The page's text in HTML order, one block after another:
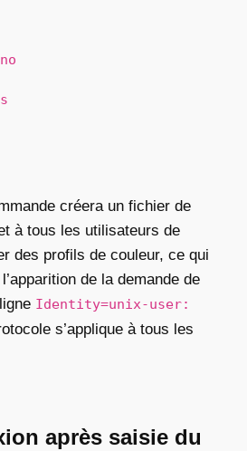
créera un fichier de
à tous les utilisateurs de
des profils de couleur, ce qui
de la demande de
Identity=unix-user:
s’applique à tous les
après saisie du